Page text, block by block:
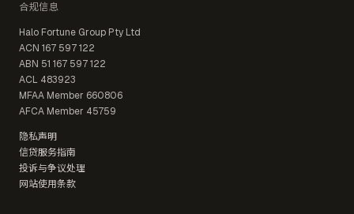
合规信息
Halo Fortune Group Pty Ltd
ACN 167 597 122
ABN 51 167 597 122
ACL 483923
MFAA Member 660806
AFCA Member 45759
隐私声明
信贷服务指南
投诉与争议处理
网站使用条款